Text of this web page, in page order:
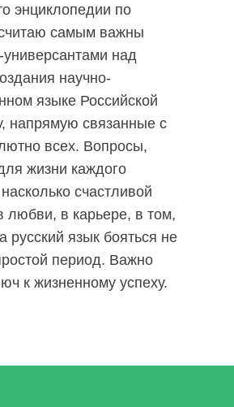
энциклопедии по
считаю самым важны
над
научно-
языке Российской
напрямую связанные с
всех. Вопросы,
жизни каждого
счастливой
любви, в карьере, в том,
русский язык бояться не
период. Важно
к жизненному успеху.